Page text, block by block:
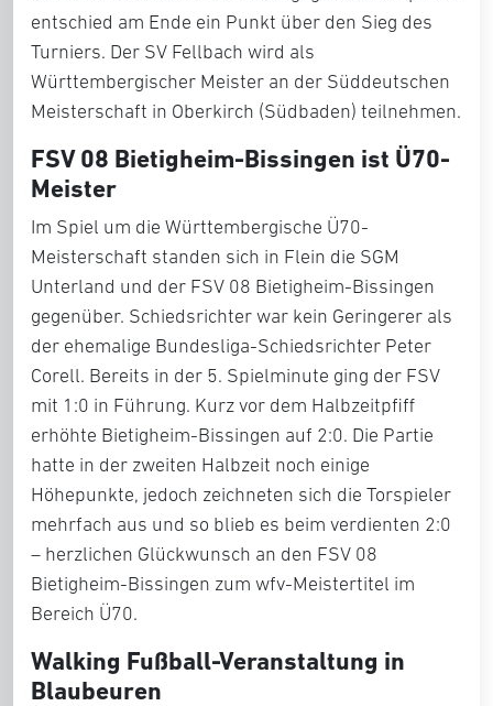
entschied am Ende ein Punkt über den Sieg des
Turniers. Der SV Fellbach wird als
Württembergischer Meister an der Süddeutschen
Meisterschaft in Oberkirch (Südbaden) teilnehmen.
FSV 08 Bietigheim-Bissingen ist Ü70-
Meister
Im Spiel um die Württembergische Ü70-
Meisterschaft standen sich in Flein die SGM
Unterland und der FSV 08 Bietigheim-Bissingen
gegenüber. Schiedsrichter war kein Geringerer als
der ehemalige Bundesliga-Schiedsrichter Peter
Corell. Bereits in der 5. Spielminute ging der FSV
mit 1:0 in Führung. Kurz vor dem Halbzeitpfiff
erhöhte Bietigheim-Bissingen auf 2:0. Die Partie
hatte in der zweiten Halbzeit noch einige
Höhepunkte, jedoch zeichneten sich die Torspieler
mehrfach aus und so blieb es beim verdienten 2:0
– herzlichen Glückwunsch an den FSV 08
Bietigheim-Bissingen zum wfv-Meistertitel im
Bereich Ü70.
Walking Fußball-Veranstaltung in
Blaubeuren